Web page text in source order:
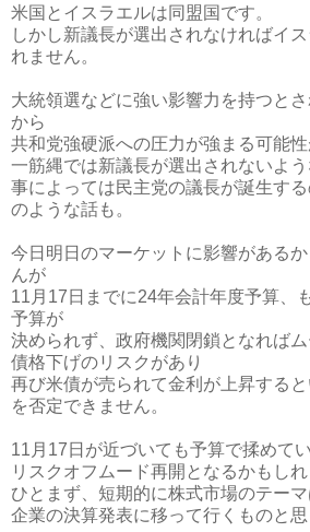
米国とイスラエルは同盟国です。
しかし新議長が選出されなければイ
れません。
大統領選などに強い影響力を持つと
から
共和党強硬派への圧力が強まる可能
一筋縄では新議長が選出されないよう
事によっては民主党の議長が誕生す
のような話も。
今日明日のマーケットに影響がある
んが
11月17日までに24年会計年度予算、
予算が
決められず、政府機関閉鎖となれば
債格下げのリスクがあり
再び米債が売られて金利が上昇する
を否定できません。
11月17日が近づいても予算で揉めて
リスクオフムード再開となるかもし
ひとまず、短期的に株式市場のテーマ
企業の決算発表に移って行くものと思